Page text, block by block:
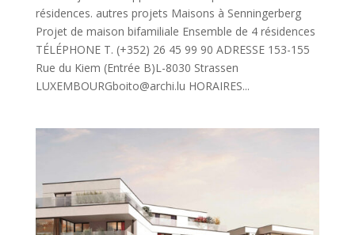
résidences. autres projets Maisons à Senningerberg
Projet de maison bifamiliale Ensemble de 4 résidences
TÉLÉPHONE T. (+352) 26 45 99 90 ADRESSE 153-155
Rue du Kiem (Entrée B)L-8030 Strassen
LUXEMBOURGboito@archi.lu HORAIRES...